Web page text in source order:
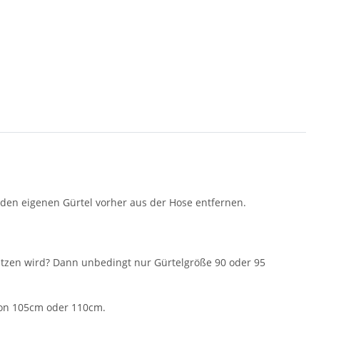
eigenen Gürtel vorher aus der Hose entfernen.
wird? Dann unbedingt nur Gürtelgröße 90 oder 95
105cm oder 110cm.